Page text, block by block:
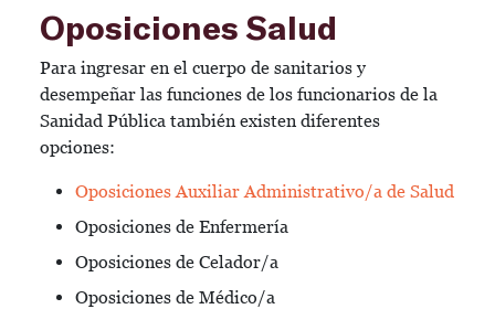
Oposiciones Salud
Para ingresar en el cuerpo de sanitarios y
desempeñar las funciones de los funcionarios de la
Sanidad Pública también existen diferentes
opciones:
Oposiciones Auxiliar Administrativo/a de Salud
Oposiciones de Enfermería
Oposiciones de Celador/a
Oposiciones de Médico/a